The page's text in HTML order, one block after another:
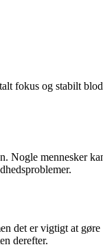
fokus og stabilt
Nogle mennesker
det er vigtigt at
derefter.